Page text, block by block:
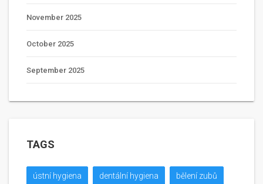
November 2025
October 2025
September 2025
TAGS
ústní hygiena dentální hygiena bělení zubů